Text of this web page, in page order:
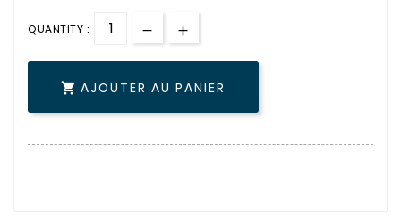
QUANTITY :
 AJOUTER AU PANIER